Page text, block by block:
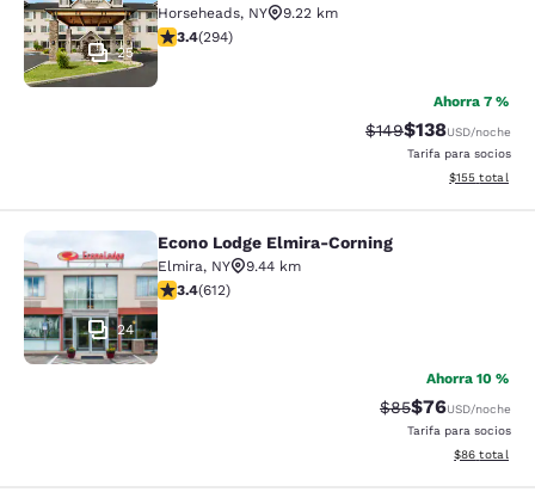
25
Horseheads, NY
9.22 km
calificación de 3.43 estrellas. Bueno. 294 reseñas
3.4(294)
Ahorra 7 %
Precio tachado:
$149Precio con
$138USD/noche
Tarifa para socios
Ver detalles
$155 total
Econo Lodge Elmira-Corning
24
Econo Lodge Elmira-Corning
Elmira, NY
9.44 km
calificación de 3.41 estrellas. Bueno. 612 reseñas
3.4(612)
Ahorra 10 %
Precio tachado:
$85Precio con
$76USD/noche
Tarifa para socios
Ver detalles
$86 total